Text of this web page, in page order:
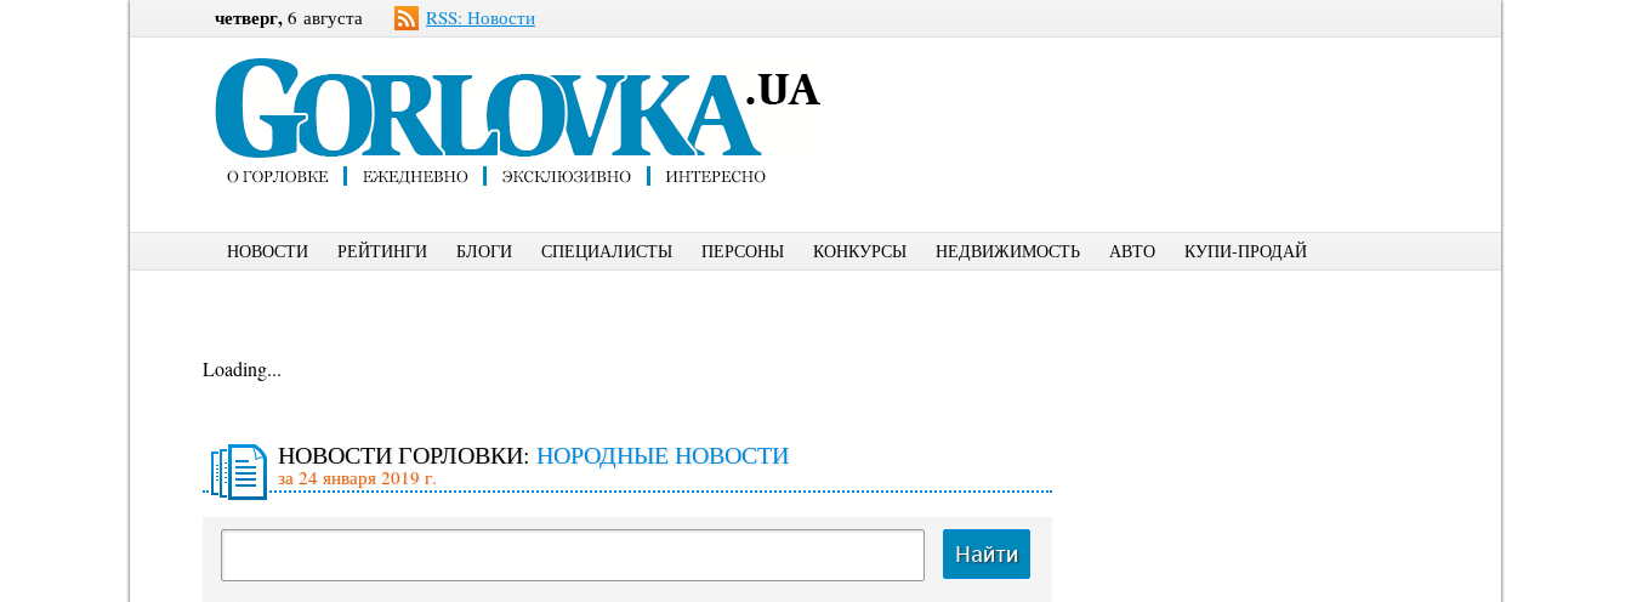
четверг, 6 августа RSS: Новости
НОВОСТИ РЕЙТИНГИ БЛОГИ СПЕЦИАЛИСТЫ ПЕРСОНЫ КОНКУРСЫ НЕДВИЖИМОСТЬ АВТО КУПИ-ПРОДАЙ
Loading...
НОВОСТИ ГОРЛОВКИ: НОРОДНЫЕ НОВОСТИ
за 24 января 2019 г.
Найти